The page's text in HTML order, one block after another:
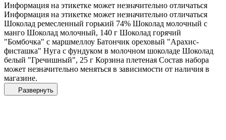
Информация на этикетке может незначительно отличаться
Информация на этикетке может незначительно отличаться
Шоколад ремесленный горький 74% Шоколад молочный с
манго Шоколад молочный, 140 г Шоколад горячий
"Бомбочка" с маршмеллоу Батончик ореховый "Арахис-
фисташка" Нуга с фундуком в молочном шоколаде Шоколад
белый "Гречишный", 25 г Корзина плетеная Состав набора
может незначительно меняться в зависимости от наличия в
магазине.
Развернуть